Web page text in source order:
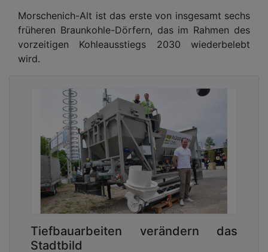
Morschenich-Alt ist das erste von insgesamt sechs
früheren Braunkohle-Dörfern, das im Rahmen des
vorzeitigen Kohleausstiegs 2030 wiederbelebt
wird.
Tiefbauarbeiten verändern das
Stadtbild